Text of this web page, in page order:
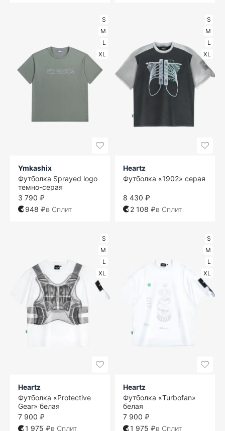
S
M
L
XL
Ymkashix
Футболка Sprayed logo
темно-серая
3 790 ₽
948 ₽в Сплит
S
M
L
XL
Heartz
Футболка «1902» серая
8 430 ₽
2 108 ₽в Сплит
S
M
L
XL
Heartz
Футболка «Protective
Gear» белая
7 900 ₽
1 975 ₽в Сплит
S
M
L
XL
Heartz
Футболка «Turbofan»
белая
7 900 ₽
1 975 ₽в Сплит